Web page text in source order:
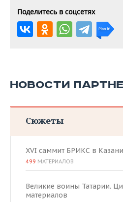
Поделитесь в соцсетях
НОВОСТИ
Сюжеты
XVI саммит БРИКС в Казани
499 МАТЕРИАЛОВ
Великие воины Татарии.
материалов